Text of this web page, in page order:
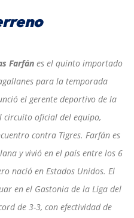
Farfán es el quinto importado
para la temporada
el gerente deportivo de la
circuito oficial del equipo,
contra Tigres. Farfán es
y vivió en el país entre los 6
nació en Estados Unidos. El
en el Gastonia de la Liga del
de 3-3, con efectividad de